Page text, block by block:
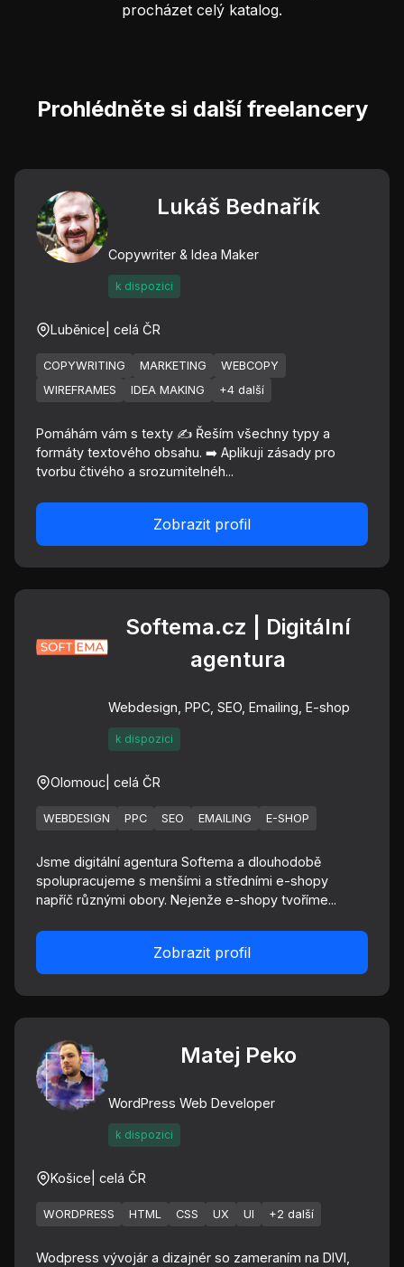
procházet celý katalog.
Prohlédněte si další freelancery
Lukáš Bednařík
Copywriter & Idea Maker
k dispozici
Luběnice | celá ČR
COPYWRITING MARKETING
WEBCOPY
WIREFRAMES
IDEA MAKING +4 další
Pomáhám vám s texty ✍️ Řeším všechny typy a
formáty textového obsahu. ➡️ Aplikuji zásady pro
tvorbu čtivého a srozumitelnéh...
Zobrazit profil
Softema.cz | Digitální
agentura
Webdesign, PPC, SEO, Emailing, E-shop
k dispozici
Olomouc | celá ČR
WEBDESIGN PPC SEO EMAILING E-SHOP
Jsme digitální agentura Softema a dlouhodobě
spolupracujeme s menšími a středními e-shopy
napříč různými obory. Nejenže e-shopy tvoříme...
Zobrazit profil
Matej Peko
WordPress Web Developer
k dispozici
Košice | celá ČR
WORDPRESS HTML CSS UX UI +2 další
Wodpress vývojár a dizajnér so zameraním na DIVI,